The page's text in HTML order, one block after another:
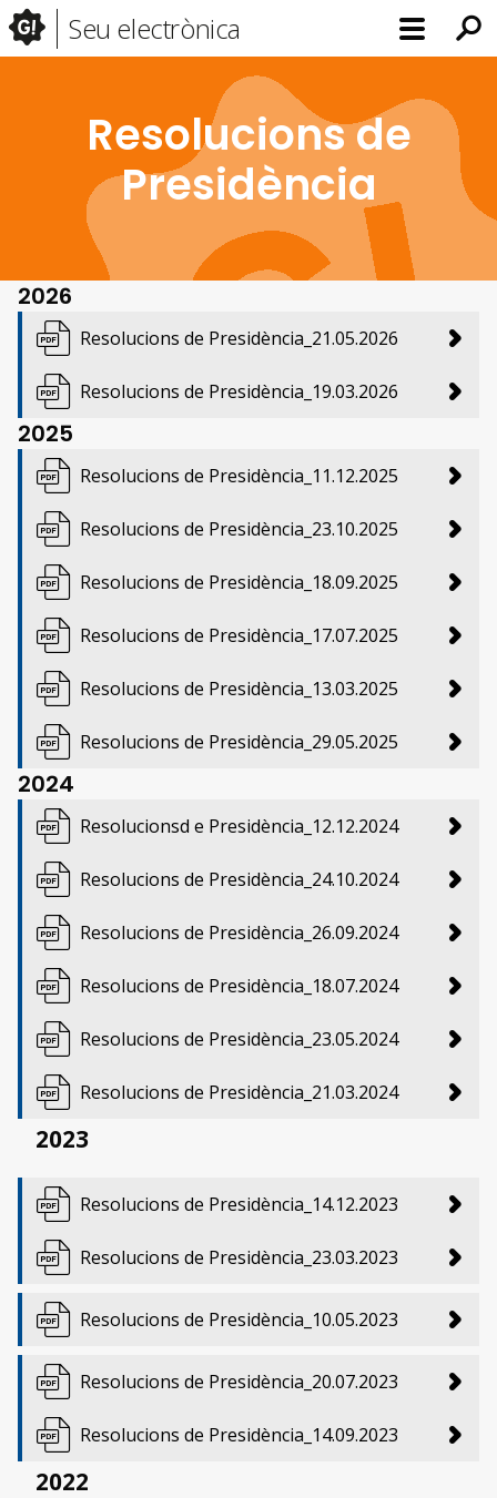
Seu electrònica
Resolucions de
Presidència
2026
Resolucions de Presidència_21.05.2026
Resolucions de Presidència_19.03.2026
2025
Resolucions de Presidència_11.12.2025
Resolucions de Presidència_23.10.2025
Resolucions de Presidència_18.09.2025
Resolucions de Presidència_17.07.2025
Resolucions de Presidència_13.03.2025
Resolucions de Presidència_29.05.2025
2024
Resolucionsd e Presidència_12.12.2024
Resolucions de Presidència_24.10.2024
Resolucions de Presidència_26.09.2024
Resolucions de Presidència_18.07.2024
Resolucions de Presidència_23.05.2024
Resolucions de Presidència_21.03.2024
2023
Resolucions de Presidència_14.12.2023
Resolucions de Presidència_23.03.2023
Resolucions de Presidència_10.05.2023
Resolucions de Presidència_20.07.2023
Resolucions de Presidència_14.09.2023
2022